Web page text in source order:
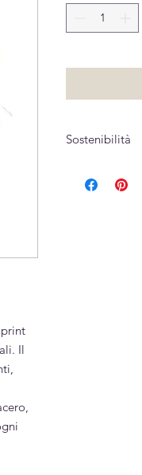
Il
Sostenibilità
da cartone e